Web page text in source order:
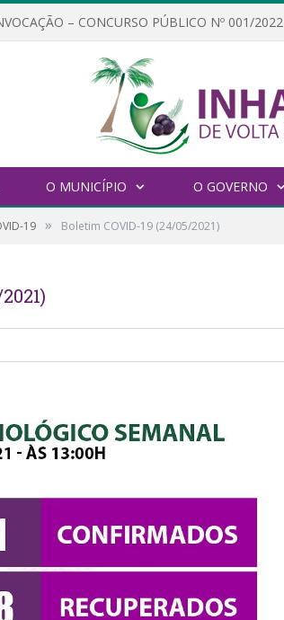
– CONCURSO PÚBLICO Nº 001/2022
O MUNICÍPIO O GOVERNO
19 » Boletim COVID-19 (24/05/2021)